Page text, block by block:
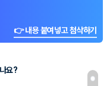
👉 내용 붙여넣고 첨삭하기
요?